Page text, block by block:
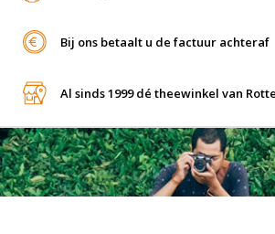
Bij ons betaalt u de factuur achteraf
Al sinds 1999 dé theewinkel van